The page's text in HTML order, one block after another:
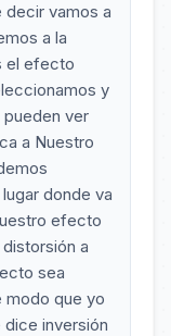
decir vamos a
a la
el efecto
y
ver
a Nuestro
donde va
efecto
a
sea
modo que yo
dice inversión